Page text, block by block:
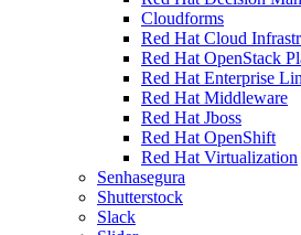
Cloudforms
Red Hat Cloud
Red Hat OpenStack
Red Hat Enterprise
Red Hat Middleware
Red Hat Jboss
Red Hat OpenShift
Red Hat Virtualization
Senhasegura
Shutterstock
Slack